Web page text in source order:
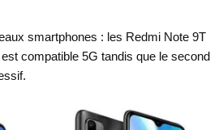
smartphones : les Redmi Note 9T
compatible 5G tandis que le second